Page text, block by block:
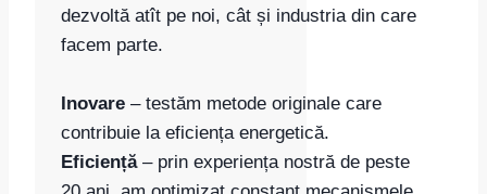
dezvoltă atît pe noi, cât și industria din care
facem parte.
Inovare – testăm metode originale care
contribuie la eficiența energetică.
Eficiență– prin experiența nostră de peste